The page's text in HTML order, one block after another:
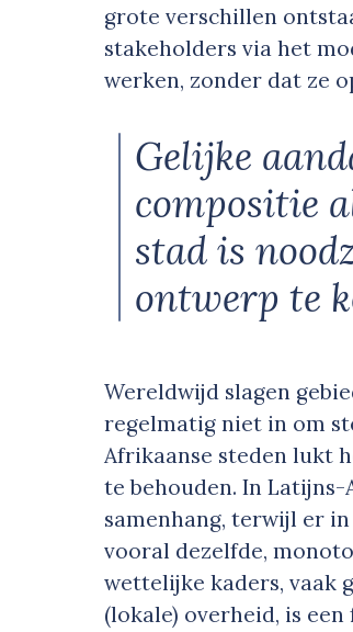
grote verschillen
stakeholders via het
werken, zonder dat ze
Gelijke
compositie
stad is
ontwerp te
Wereldwijd slagen
regelmatig niet in om
Afrikaanse steden lukt
te behouden. In
samenhang, terwijl er
vooral dezelfde,
wettelijke kaders, vaak
(lokale) overheid, is